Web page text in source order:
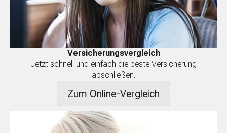
Versicherungsvergleich
Jetzt schnell und einfach die beste Versicherung
abschließen.
Zum Online-Vergleich